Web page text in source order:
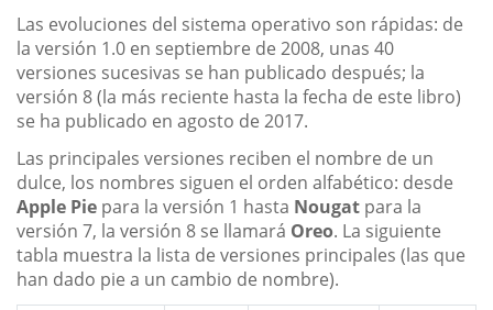
Las evoluciones del sistema operativo son rápidas: de
la versión 1.0 en septiembre de 2008, unas 40
versiones sucesivas se han publicado después; la
versión 8 (la más reciente hasta la fecha de este libro)
se ha publicado en agosto de 2017.
Las principales versiones reciben el nombre de un
dulce, los nombres siguen el orden alfabético: desde
Apple Pie para la versión 1 hasta Nougat para la
versión 7, la versión 8 se llamará Oreo. La siguiente
tabla muestra la lista de versiones principales (las que
han dado pie a un cambio de nombre).